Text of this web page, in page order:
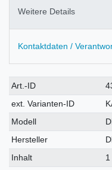
Weitere Details
Kontaktdaten /
Technisches
Merkmal
Wert
Art.-ID
ext. Varianten-ID
Modell
Hersteller
Inhalt